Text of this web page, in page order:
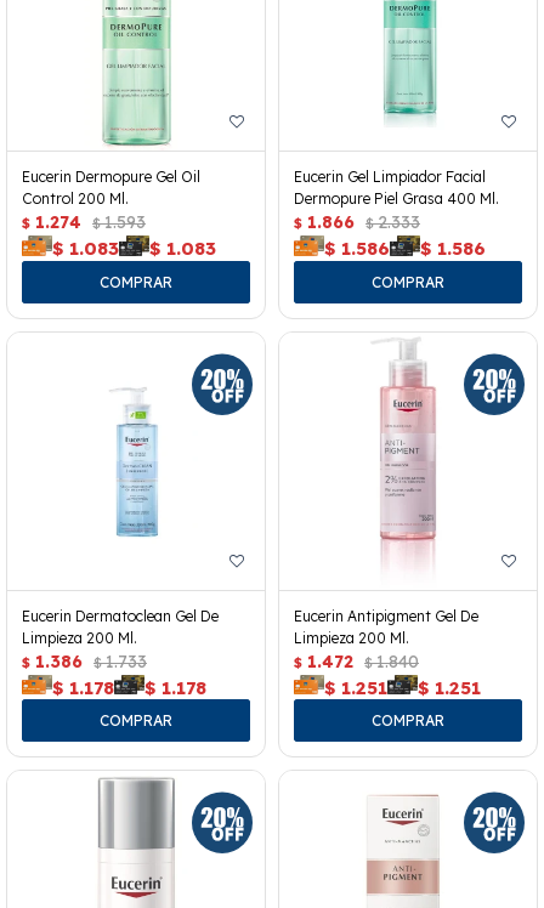
Eucerin Dermopure Gel Oil
Control 200 Ml.
$ 1.274 $ 1.593
$ 1.083 $ 1.083
Eucerin Gel Limpiador Facial
Dermopure Piel Grasa 400 Ml.
$ 1.866 $ 2.333
$ 1.586 $ 1.586
Eucerin Dermatoclean Gel De
Limpieza 200 Ml.
$ 1.386 $ 1.733
$ 1.178 $ 1.178
Eucerin Antipigment Gel De
Limpieza 200 Ml.
$ 1.472 $ 1.840
$ 1.251 $ 1.251